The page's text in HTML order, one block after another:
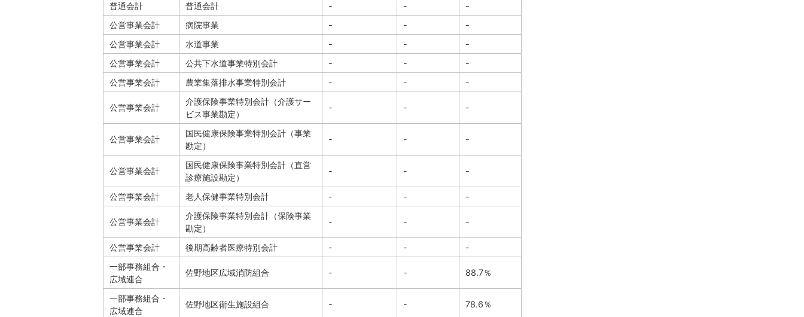
普通会計
普通会計 - -
-
公営事業会計
病院事業 - -
-
公営事業会計
水道事業 - -
-
公営事業会計
公共下水道事業特別会計 - -
-
公営事業会計
農業集落排水事業特別会計 - - -
公営事業会計
介護保険事業特別会計（介護サー
ビス事業勘定）
- - -
公営事業会計
国民健康保険事業特別会計（事業
勘定）
- - -
公営事業会計
国民健康保険事業特別会計（直営
診療施設勘定）
- - -
公営事業会計 老人保健事業特別会計 - - -
公営事業会計
介護保険事業特別会計（保険事業
勘定）
- - -
公営事業会計 後期高齢者医療特別会計 - -
-
一部事務組合・
広域連合
佐野地区広域消防組合 - - 88.7％
一部事務組合・
広域連合
佐野地区衛生施設組合 - - 78.6％